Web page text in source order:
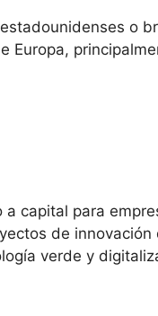
Europa,
a capital para
de
verde y